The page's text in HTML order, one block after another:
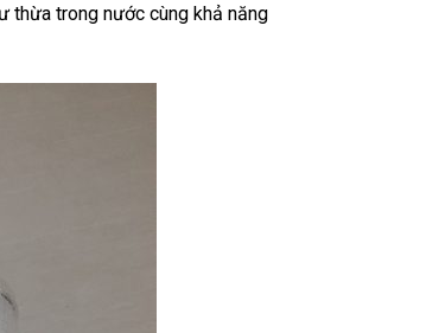
thừa trong nước cùng khả năng